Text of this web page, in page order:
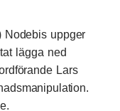
Nodebis uppger
lägga ned
Lars